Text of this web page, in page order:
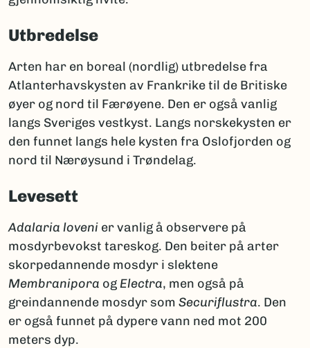
Utbredelse
Arten har en boreal (nordlig) utbredelse fra
Atlanterhavskysten av Frankrike til de Britiske
øyer og nord til Færøyene. Den er også vanlig
langs Sveriges vestkyst. Langs norskekysten er
den funnet langs hele kysten fra Oslofjorden og
nord til Nærøysund i Trøndelag.
Levesett
Adalaria loveni er vanlig å observere på
mosdyrbevokst tareskog. Den beiter på arter
skorpedannende mosdyr i slektene
Membranipora og Electra, men også på
greindannende mosdyr som Securiflustra. Den
er også funnet på dypere vann ned mot 200
meters dyp.